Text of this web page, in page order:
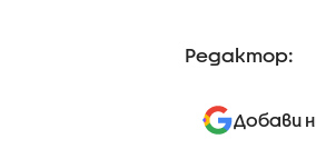
Редактор:
Добави